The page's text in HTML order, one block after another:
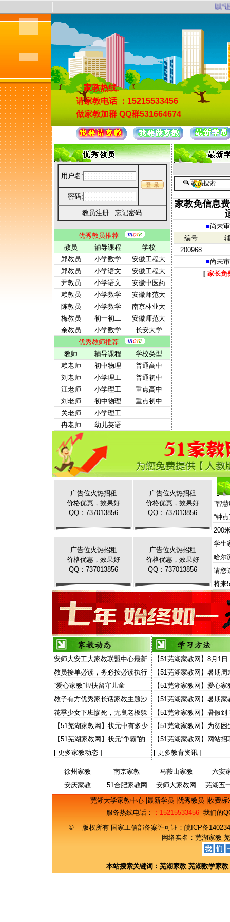
以“
家教热线:
请家教电话 ：15215533456
做家教加群 QQ群531664674
用户名:
密码:
教员注册 忘记密码
优秀教员推荐
教员
辅导课程
学校
郑教员
小学数学
安徽工程大
郑教员
小学语文
安徽工程大
尹教员
小学语文
安徽中医药
赖教员
小学数学
安徽师范大
陈教员
小学数学
南京林业大
梅教员
初一初二
安徽师范大
余教员
小学数学
长安大学
优秀教师推荐
教师
辅导课程
学校类型
赖老师
初中物理
普通高中
刘老师
小学理工
普通初中
江老师
小学理工
重点高中
刘老师
初中物理
重点初中
关老师
小学理工
冉老师
幼儿英语
家教免信息
■尚未
编号
200968
■尚未
[ 家长免
广告位火热招租
价格优惠，效果好
QQ：737013856
广告位火热招租
价格优惠，效果好
QQ：737013856
“智
“钟
200
学生
哈尔
请您
将来
广告位火热招租
价格优惠，效果好
QQ：737013856
广告位火热招租
价格优惠，效果好
QQ：737013856
安师大安工大家教联盟中心最新
家教信息
教员接单必读，务必按必读执行
“爱心家教”帮扶留守儿童
教子有方优秀家长话家教主题沙
龙
花季少女下班惨死，无良老板躲
猫猫，天理何在？国法何在？
【51芜湖家教网】状元中有多少
来自农村
【51芜湖家教网】状元“争霸”的
意义
[ 更多家教动态 ]
【51芜湖家教网】8月1日
场“家教”演讲面向家长和
【51芜湖家教网】暑期周
费去听“家教大讲堂”
【51芜湖家教网】爱心家
出感人故事 “小老师”讲13
【51芜湖家教网】暑期家
大学生有些灰心
【51芜湖家教网】暑假
【51芜湖家教网】为贫困
事 财大预录生自荐当免
【51芜湖家教网】网站招
期工主流找工渠道 50%
[ 更多教育资讯 ]
徐州家教 南京家教 马鞍山家教
六安
安庆家教
51合肥家教网 安师大家教网
芜湖五
网
芜湖大学家教中心 最新学员 优秀教员 收费
服务热线电话：
：15215533456 我们的
© 版权所有 国家工信部备案许可证： 皖ICP备
网络实名： 芜湖家教
本站搜索关键词： 芜湖家教 芜湖数学家教